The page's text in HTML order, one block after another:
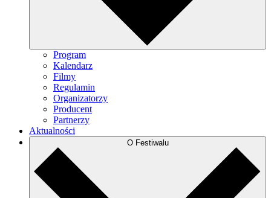
Program
Kalendarz
Filmy
Regulamin
Organizatorzy
Producent
Partnerzy
Aktualności
O Festiwalu